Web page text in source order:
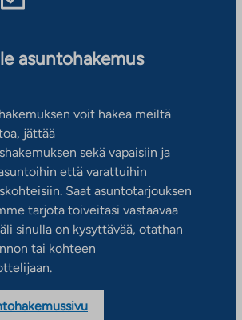
asuntohakemus
voit hakea meiltä
jättää
sekä vapaisiin ja
että varattuihin
Saat asuntotarjouksen
tarjota toiveitasi vastaavaa
sinulla on kysyttävää, otathan
tai kohteen